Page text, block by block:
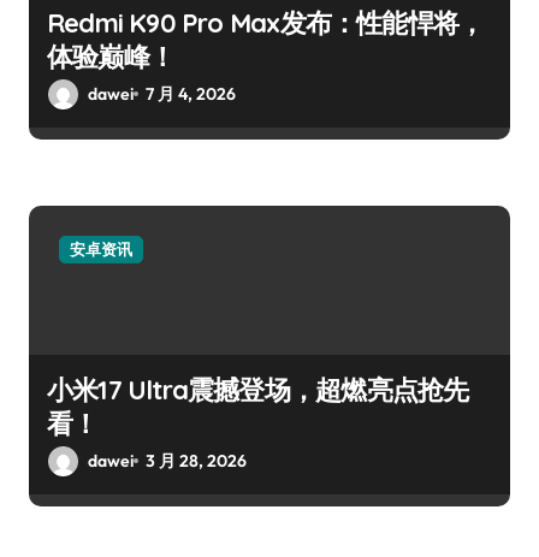
Redmi K90 Pro Max发布：性能悍将，
体验巅峰！
dawei 7 月 4, 2026
安卓资讯
小米17 Ultra震撼登场，超燃亮点抢先
看！
dawei 3 月 28, 2026